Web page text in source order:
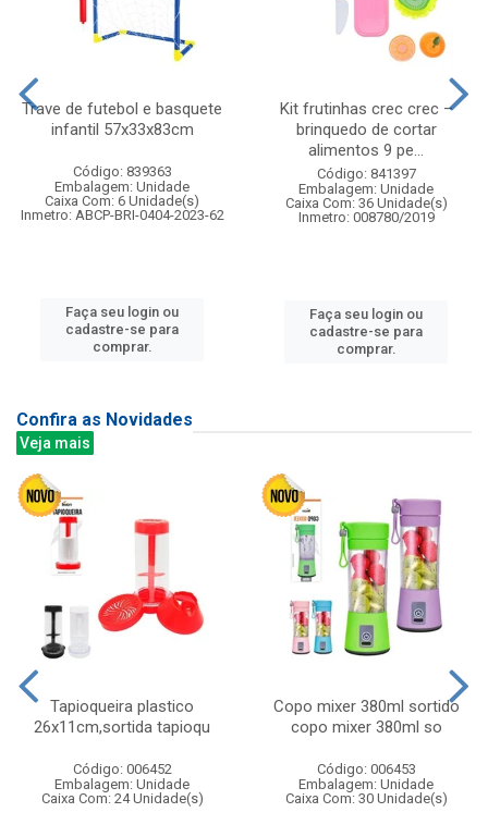
Trave de futebol e basquete
infantil 57x33x83cm
Código: 839363
Embalagem: Unidade
Caixa Com: 6 Unidade(s)
Inmetro: ABCP-BRI-0404-2023-62
Faça seu login ou
cadastre-se para
comprar.
Kit frutinhas crec crec –
brinquedo de cortar
alimentos 9 pe...
Código: 841397
Embalagem: Unidade
Caixa Com: 36 Unidade(s)
Inmetro: 008780/2019
Faça seu login ou
cadastre-se para
comprar.
Confira as Novidades
Veja mais
Tapioqueira plastico
26x11cm,sortida tapioqu
Código: 006452
Embalagem: Unidade
Caixa Com: 24 Unidade(s)
Copo mixer 380ml sortido
copo mixer 380ml so
Código: 006453
Embalagem: Unidade
Caixa Com: 30 Unidade(s)